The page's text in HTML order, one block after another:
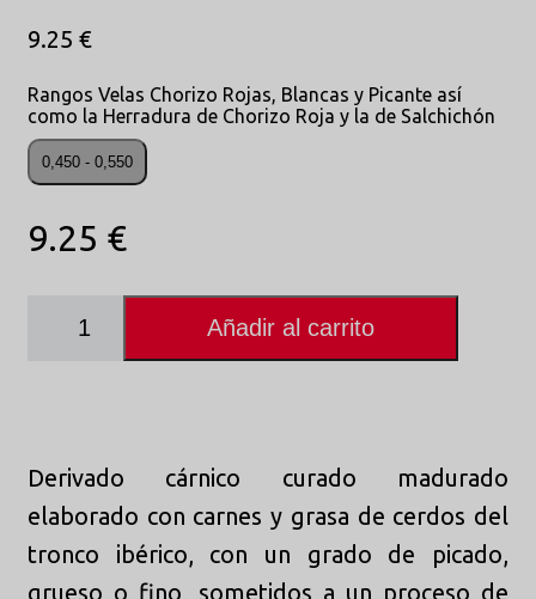
9.25 €
Rangos Velas Chorizo Rojas, Blancas y Picante así
como la Herradura de Chorizo Roja y la de Salchichón
0,450 - 0,550
9.25 €
Añadir al carrito
Derivado cárnico curado madurado
elaborado con carnes y grasa de cerdos del
tronco ibérico, con un grado de picado,
grueso o fino, sometidos a un proceso de